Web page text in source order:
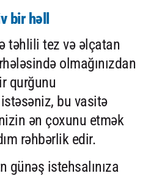
bir həll
təhlili tez və əlçatan
olmağınızdan
qurğunu
bu vasitə
ən çoxunu etmək
rəhbərlik edir.
günəş istehsalınıza